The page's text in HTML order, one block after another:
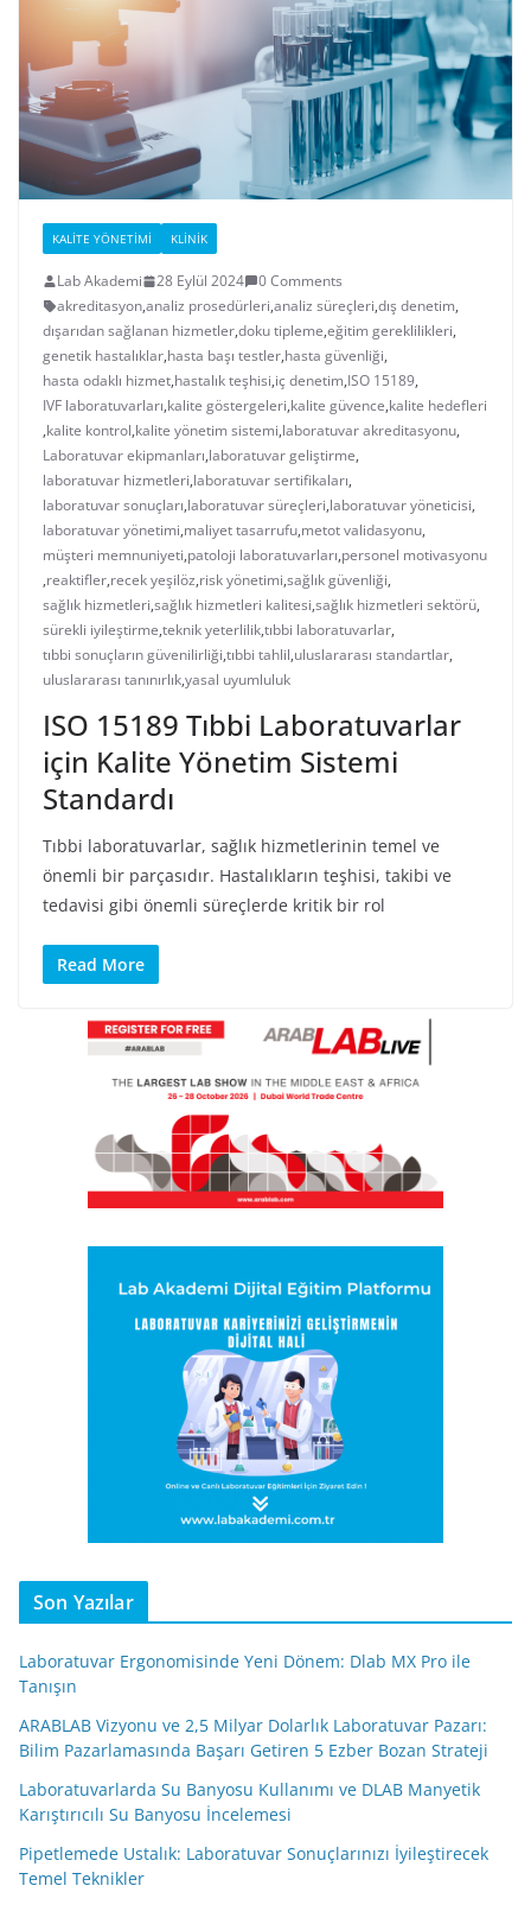
KALITE YÖNETIMI KLINIK
Lab Akademi 28 Eylül 2024
0 Comments
akreditasyon,analiz prosedürleri,analiz süreçleri,dış denetim,
dışarıdan sağlanan hizmetler,doku tipleme,eğitim gereklilikleri,
genetik hastalıklar,hasta başı testler,hasta güvenliği,
hasta odaklı hizmet,hastalık teşhisi,iç denetim,ISO 15189,
IVF laboratuvarları,kalite göstergeleri,kalite güvence,kalite hedefleri
,kalite kontrol,kalite yönetim sistemi,laboratuvar akreditasyonu,
Laboratuvar ekipmanları,laboratuvar geliştirme,
laboratuvar hizmetleri,laboratuvar sertifikaları,
laboratuvar sonuçları,laboratuvar süreçleri,laboratuvar yöneticisi,
laboratuvar yönetimi,maliyet tasarrufu,metot validasyonu,
müşteri memnuniyeti,patoloji laboratuvarları,personel motivasyonu
,reaktifler,recek yeşilöz,risk yönetimi,sağlık güvenliği,
sağlık hizmetleri,sağlık hizmetleri kalitesi,sağlık hizmetleri sektörü,
sürekli iyileştirme,teknik yeterlilik,tıbbi laboratuvarlar,
tıbbi sonuçların güvenilirliği,tıbbi tahlil,uluslararası standartlar,
uluslararası tanınırlık,yasal uyumluluk
ISO 15189 Tıbbi Laboratuvarlar
için Kalite Yönetim Sistemi
Standardı
Tıbbi laboratuvarlar, sağlık hizmetlerinin temel ve
önemli bir parçasıdır. Hastalıkların teşhisi, takibi ve
tedavisi gibi önemli süreçlerde kritik bir rol
Read More
Son Yazılar
Laboratuvar Ergonomisinde Yeni Dönem: Dlab MX Pro ile
Tanışın
ARABLAB Vizyonu ve 2,5 Milyar Dolarlık Laboratuvar Pazarı:
Bilim Pazarlamasında Başarı Getiren 5 Ezber Bozan Strateji
Laboratuvarlarda Su Banyosu Kullanımı ve DLAB Manyetik
Karıştırıcılı Su Banyosu İncelemesi
Pipetlemede Ustalık: Laboratuvar Sonuçlarınızı İyileştirecek
Temel Teknikler